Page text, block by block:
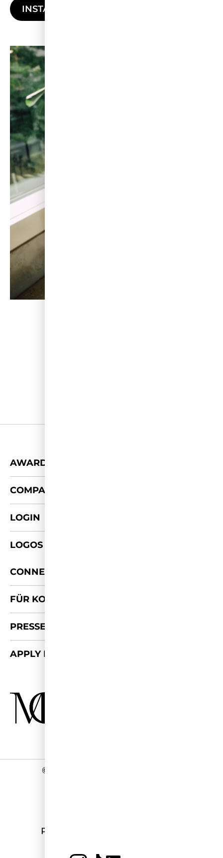
INSTAGRAM
AWARDS
COMPANY
LOGIN
LOGOS & FOTOS
CONNECT
FÜR KOOPERATIONEN
PRESSE-KIT
APPLY FOR 2026/27
©
Programmierung: